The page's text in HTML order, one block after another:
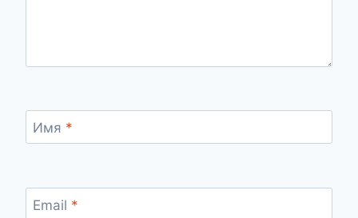
Имя *
Email *